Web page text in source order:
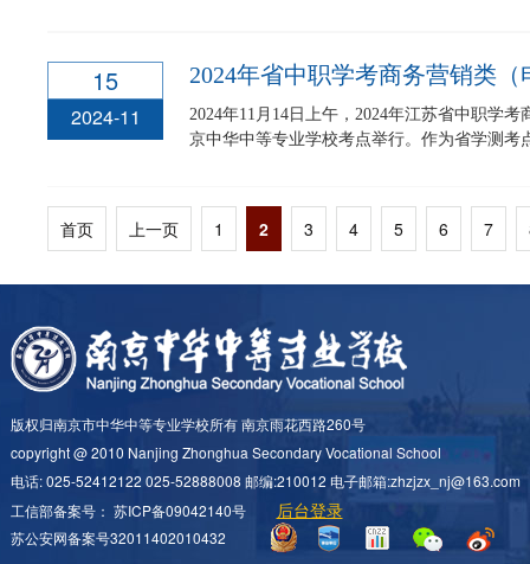
15
2024-11
2024年省中职学考商务营销类
2024年11月14日上午，2024年江苏省中职学
京中华中等专业学校考点举行。作为省学测考
首页 上一页 1 2 3 4 5 6 7
版权归南京市中华中等专业学校所有 南京雨花西路260号
copyright @ 2010 Nanjing Zhonghua Secondary Vocational School
电话: 025-52412122 025-52888008 邮编:210012 电子邮箱:zhzjzx_nj@163.com
工信部备案号： 苏ICP备09042140号 后台登录
苏公安网备案号32011402010432